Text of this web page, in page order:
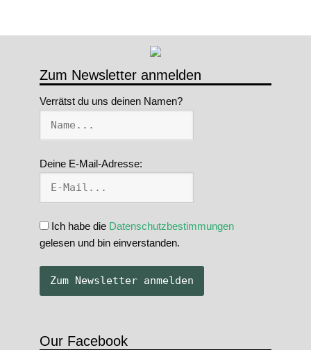
Zum Newsletter anmelden
Verrätst du uns deinen Namen?
Deine E-Mail-Adresse:
Ich habe die Datenschutzbestimmungen
gelesen und bin einverstanden.
Our Facebook